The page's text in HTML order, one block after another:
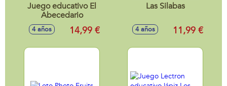
Juego educativo El
Abecedario
4 años 14,99 €
Las Silabas
4 años 11,99 €